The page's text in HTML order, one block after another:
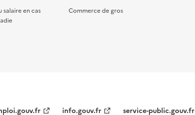
salaire en cas
Commerce de gros
info.gouv.fr service-public.gouv.fr